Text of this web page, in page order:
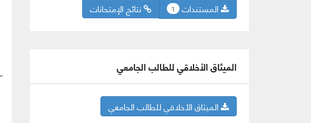
نتائج الإمتحانات المستندات 1
الميثاق الأخلاقي للطالب الجامعي
الميثاق الأخلاقي للطالب الجامعي